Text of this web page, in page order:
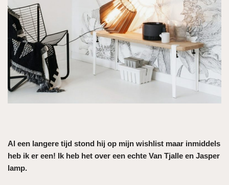
Al een langere tijd stond hij op mijn wishlist maar inmiddels
heb ik er een! Ik heb het over een echte Van Tjalle en Jasper
lamp.